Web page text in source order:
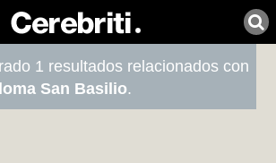
1 resultados relacionados con
San Basilio.